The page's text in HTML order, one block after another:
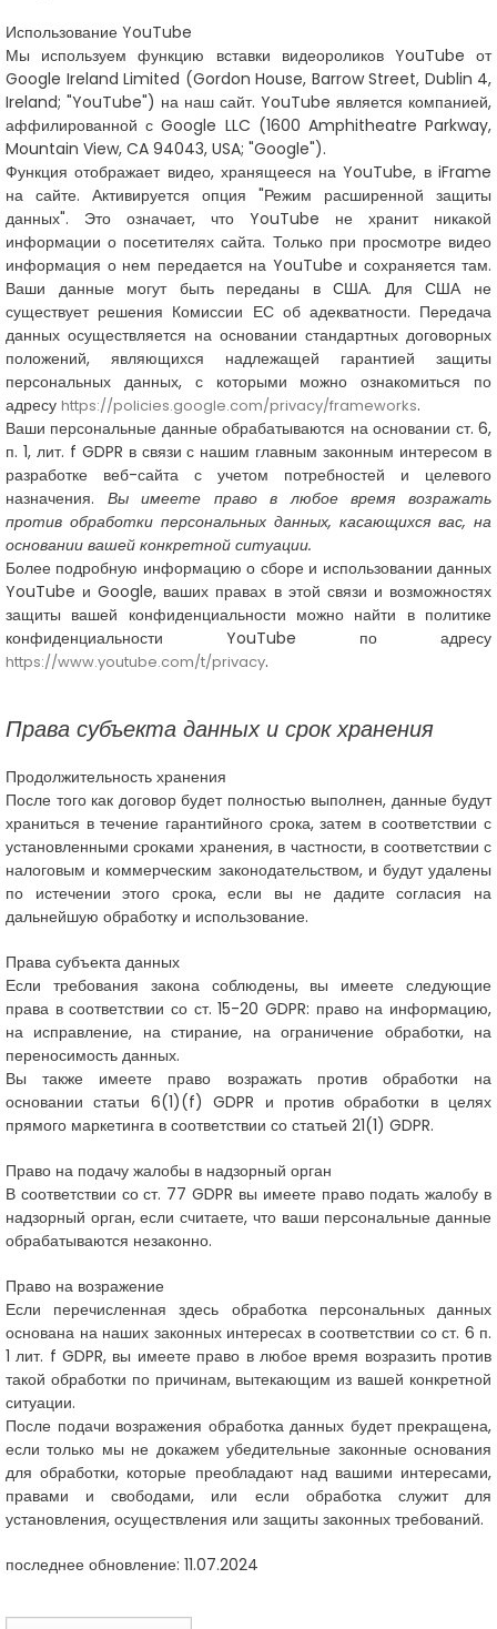
Использование YouTube
Мы используем функцию вставки видеороликов YouTube от
Google Ireland Limited (Gordon House, Barrow Street, Dublin 4,
Ireland; "YouTube") на наш сайт. YouTube является компанией,
аффилированной с Google LLC (1600 Amphitheatre Parkway,
Mountain View, CA 94043, USA; "Google").
Функция отображает видео, хранящееся на YouTube, в iFrame
на сайте. Активируется опция "Режим расширенной защиты
данных". Это означает, что YouTube не хранит никакой
информации о посетителях сайта. Только при просмотре видео
информация о нем передается на YouTube и сохраняется там.
Ваши данные могут быть переданы в США. Для США не
существует решения Комиссии ЕС об адекватности. Передача
данных осуществляется на основании стандартных договорных
положений, являющихся надлежащей гарантией защиты
персональных данных, с которыми можно ознакомиться по
адресу https://policies.google.com/privacy/frameworks.
Ваши персональные данные обрабатываются на основании ст. 6,
п. 1, лит. f GDPR в связи с нашим главным законным интересом в
разработке веб-сайта с учетом потребностей и целевого
назначения. Вы имеете право в любое время возражать
против обработки персональных данных, касающихся вас, на
основании вашей конкретной ситуации.
Более подробную информацию о сборе и использовании данных
YouTube и Google, ваших правах в этой связи и возможностях
защиты вашей конфиденциальности можно найти в политике
конфиденциальности YouTube по адресу
https://www.youtube.com/t/privacy.
Права субъекта данных и срок хранения
Продолжительность хранения
После того как договор будет полностью выполнен, данные будут
храниться в течение гарантийного срока, затем в соответствии с
установленными сроками хранения, в частности, в соответствии с
налоговым и коммерческим законодательством, и будут удалены
по истечении этого срока, если вы не дадите согласия на
дальнейшую обработку и использование.
Права субъекта данных
Если требования закона соблюдены, вы имеете следующие
права в соответствии со ст. 15-20 GDPR: право на информацию,
на исправление, на стирание, на ограничение обработки, на
переносимость данных.
Вы также имеете право возражать против обработки на
основании статьи 6(1)(f) GDPR и против обработки в целях
прямого маркетинга в соответствии со статьей 21(1) GDPR.
Право на подачу жалобы в надзорный орган
В соответствии со ст. 77 GDPR вы имеете право подать жалобу в
надзорный орган, если считаете, что ваши персональные данные
обрабатываются незаконно.
Право на возражение
Если перечисленная здесь обработка персональных данных
основана на наших законных интересах в соответствии со ст. 6 п.
1 лит. f GDPR, вы имеете право в любое время возразить против
такой обработки по причинам, вытекающим из вашей конкретной
ситуации.
После подачи возражения обработка данных будет прекращена,
если только мы не докажем убедительные законные основания
для обработки, которые преобладают над вашими интересами,
правами и свободами, или если обработка служит для
установления, осуществления или защиты законных требований.
последнее обновление: 11.07.2024